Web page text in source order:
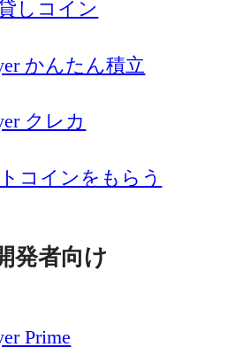
しコイン
かんたん積立
クレカ
コインをもらう
発者向け
Prime